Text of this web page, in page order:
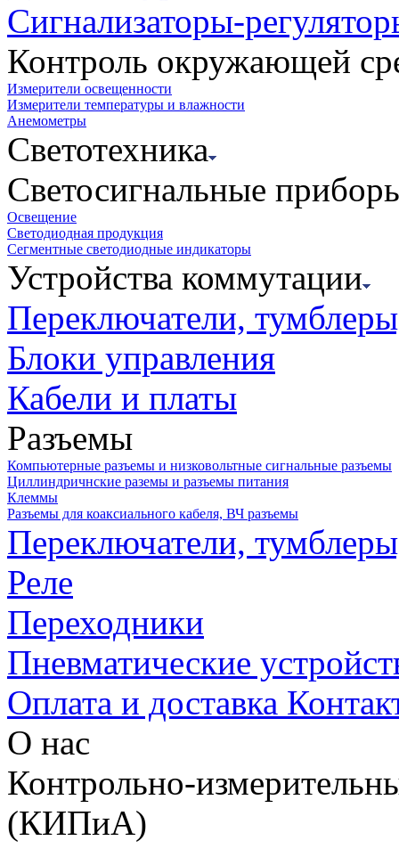
Сигнализаторы-
Контроль окружающей
Измерители освещенности
Измерители температуры и влажности
Анемометры
Светотехника
Светосигнальные
Освещение
Светодиодная продукция
Сегментные светодиодные индикаторы
Устройства коммутации
Переключатели,
Блоки управления
Кабели и платы
Разъемы
Компьютерные разъемы и низковольтные сигнальные разъемы
Циллиндричнские раземы и разъемы питания
Клеммы
Разъемы для коаксиального кабеля, ВЧ разъемы
Переключатели,
Реле
Переходники
Пневматические
Оплата и доставка
О нас
Контрольно-
(КИПиА)